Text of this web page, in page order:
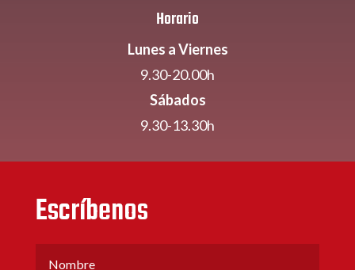
Horario
Lunes a Viernes
9.30-20.00h
Sábados
9.30-13.30h
Escríbenos